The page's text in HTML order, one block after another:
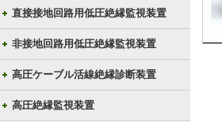
直接接地回路用低圧絶縁監視装置
非接地回路用低圧絶縁監視装置
高圧ケーブル活線絶縁診断装置
高圧絶縁監視装置